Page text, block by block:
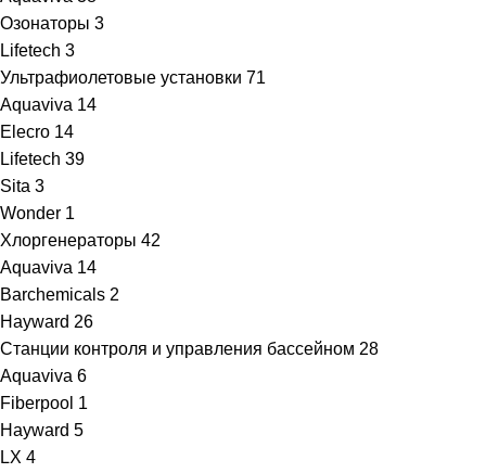
Озонаторы 3
Lifetech 3
Ультрафиолетовые установки 71
Aquaviva 14
Elecro 14
Lifetech 39
Sita 3
Wonder 1
Хлоргенераторы 42
Aquaviva 14
Barchemicals 2
Hayward 26
Станции контроля и управления бассейном 28
Aquaviva 6
Fiberpool 1
Hayward 5
LX 4